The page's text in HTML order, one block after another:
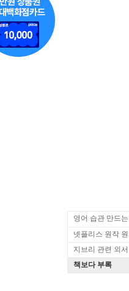
영어 습관 만드
넷플리스 원작 원
지브리 관련 외
책보다 부록